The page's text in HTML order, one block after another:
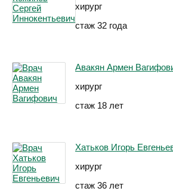
хирург
стаж 32 года
Авакян Армен
хирург
стаж 18 лет
Хатьков Игорь
хирург
стаж 36 лет